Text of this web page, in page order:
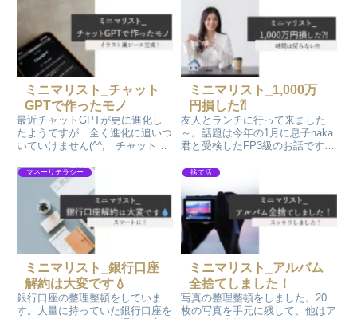
ミニマリスト_チャット
GPTで作ったモノ
最近チャットGPTが更に進化し
たようですが…全く進化に追いつ
いていけません(^^; チャット
愛いイラスト風に加工してシール
にしてみました～ 可愛く出来ま
した！
ミニマリスト_1,000万
円損した⁈
友人とランチに行って来ました
～。話題は今年の1月に息子naka
君と受検したFP3級のお話です。
金周りの勉強ができたことをお話
って損した金額のお話も…1千万
円近い金額損した～💧
マネーリテラシー
ミニマリスト_銀行口座
解約は大変です💧
銀行口座の整理整頓をしていま
す。大量に持っていた銀行口座を
捨て活
ミニマリスト_アルバム
全捨てしました！
写真の整理整頓をしました。20
枚の写真を手元に残して、他はア